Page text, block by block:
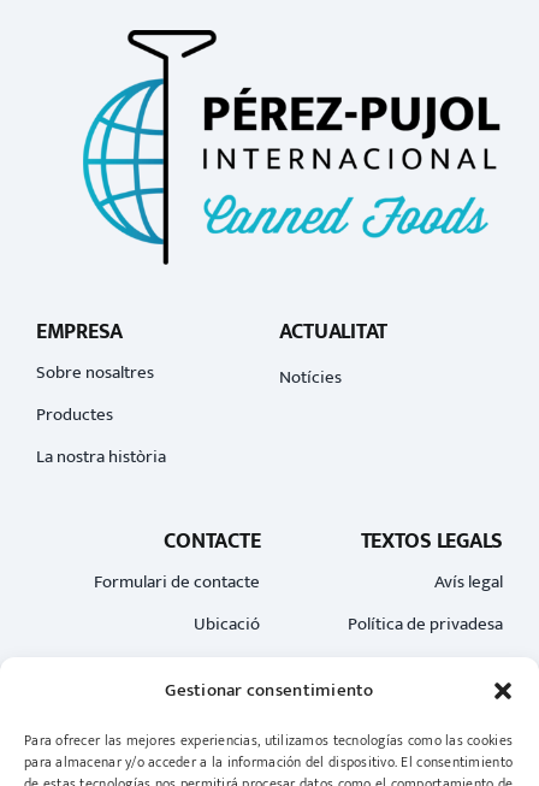
Gestionar consentimiento
Para ofrecer las mejores experiencias, utilizamos tecnologías como las cookies
para almacenar y/o acceder a la información del dispositivo. El consentimiento
EMPRESA
Sobre nosaltres
Productes
La nostra història
ACTUALITAT
Notícies
CONTACTE
Formulari de contacte
Ubicació
TEXTOS LEGALS
Avís legal
Política de privadesa